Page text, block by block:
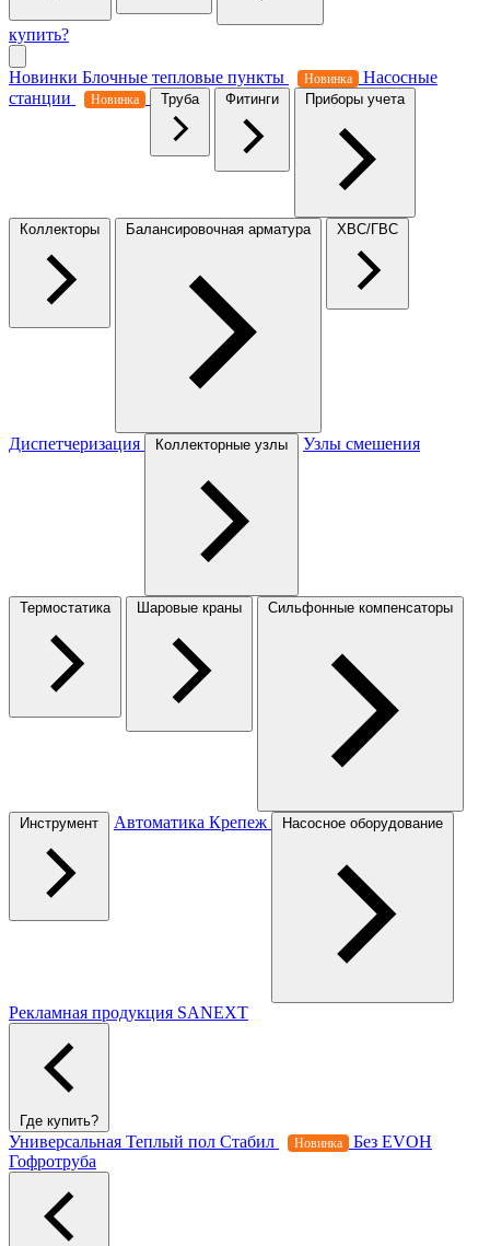
купить?
Новинки Блочные тепловые пункты Новинка
Насосные
станции
Новинка Труба Фитинги Приборы учета
Коллекторы Балансировочная арматура ХВС/ГВС
Диспетчеризация Коллекторные узлы Узлы смешения
Термостатика Шаровые краны Сильфонные компенсаторы
Инструмент Автоматика Крепеж Насосное оборудование
Рекламная продукция SANEXT
Где купить?
Универсальная Теплый пол Стабил Новинка
Без EVOH
Гофротруба